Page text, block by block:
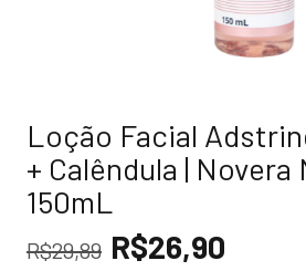
Loção Facial
+ Calêndula |
150mL
R$29,89 R$26,90